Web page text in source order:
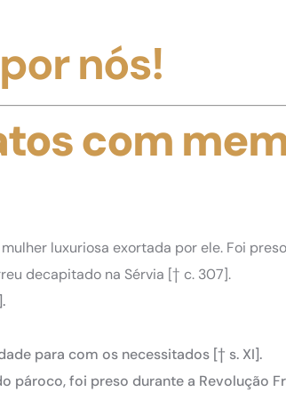
nós!
com
luxuriosa exortada por ele. Foi
decapitado na Sérvia [† c. 307].
para com os necessitados [† s. XI].
pároco, foi preso durante a Revolução